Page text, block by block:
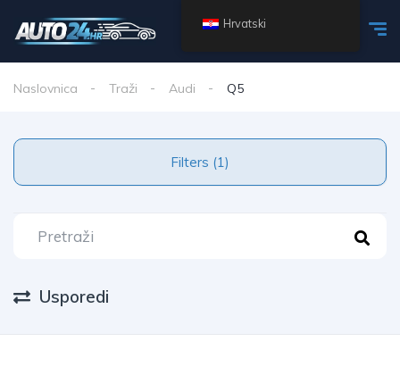
Naslovnica Traži Audi Q5
Filters (1)
Usporedi
Hrvatski